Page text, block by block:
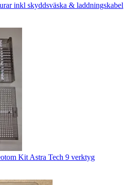
inkl skyddsväska & laddningskabel
Kit Astra Tech 9 verktyg